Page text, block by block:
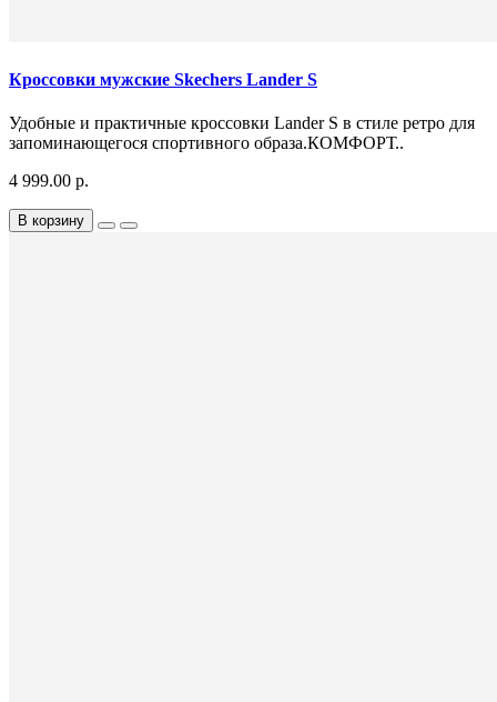
Кроссовки мужские Skechers Lander S
Удобные и практичные кроссовки Lander S в стиле ретро для
запоминающегося спортивного образа.КОМФОРТ..
4 999.00 р.
В корзину